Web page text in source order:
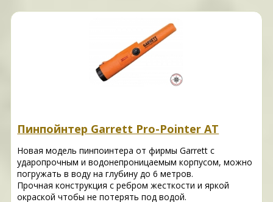
Пинпойнтер Garrett Pro-Pointer AT
Новая модель пинпоинтера от фирмы Garrett с
ударопрочным и водонепроницаемым корпусом, можно
погружать в воду на глубину до 6 метров.
Прочная конструкция с ребром жесткости и яркой
окраской чтобы не потерять под водой.